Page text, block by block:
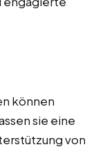
können
sie eine
von